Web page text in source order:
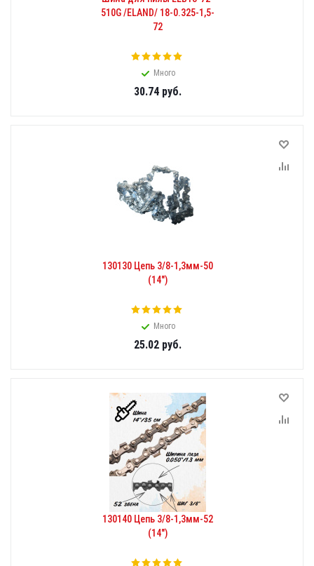
510G /ELAND/ 18-0.325-1,5-
72
Много
30.74руб.
130130 Цепь 3/8-1,3мм-50
(14")
Много
25.02руб.
130140 Цепь 3/8-1,3мм-52
(14")